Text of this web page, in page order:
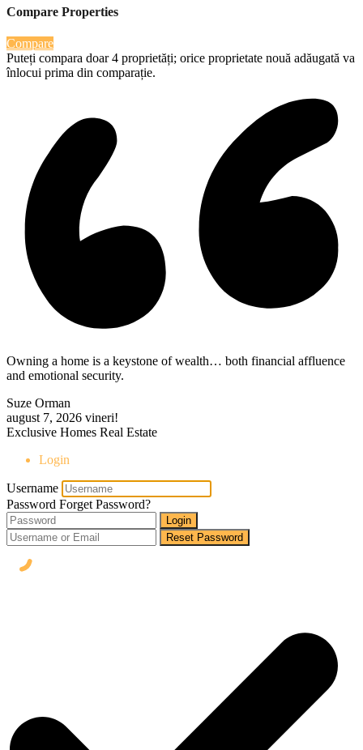
Compare Properties
Compare
Puteți compara doar 4 proprietăți; orice proprietate nouă adăugată va
înlocui prima din comparație.
Owning a home is a keystone of wealth… both financial affluence
and emotional security.
Suze Orman
august 7, 2026 vineri!
Exclusive Homes Real Estate
Login
Username
Password Forget Password?
Login
Reset Password